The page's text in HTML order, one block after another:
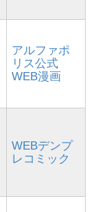
アルファポ
リス公式
WEB漫画
WEBデンプ
レコミック